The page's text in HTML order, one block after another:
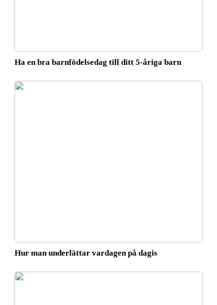
Ha en bra barnfödelsedag till ditt 5-åriga barn
Hur man underlättar vardagen på dagis